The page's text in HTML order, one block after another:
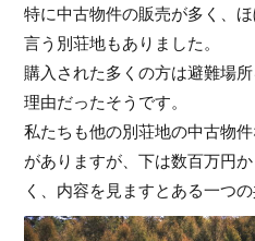
特に中古物件の販売が多く、
言う別荘地もありました。
購入された多くの方は避難場
理由だったそうです。
私たちも他の別荘地の中古物
がありますが、下は数百万円
く、内容を見ますとある一つ